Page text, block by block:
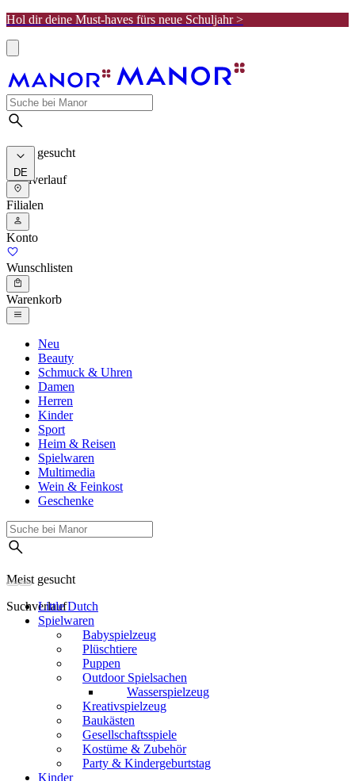
Hol dir deine Must-haves fürs neue Schuljahr >
Meist gesucht
Suchverlauf
DE
Filialen
Konto
Wunschlisten
Warenkorb
Neu
Beauty
Schmuck & Uhren
Damen
Herren
Kinder
Sport
Heim & Reisen
Spielwaren
Multimedia
Wein & Feinkost
Geschenke
Meist gesucht
SuchverlaufLittle Dutch
Spielwaren
Babyspielzeug
Plüschtiere
Puppen
Outdoor Spielsachen
Wasserspielzeug
Kreativspielzeug
Baukästen
Gesellschaftsspiele
Kostüme & Zubehör
Party & Kindergeburtstag
Kinder